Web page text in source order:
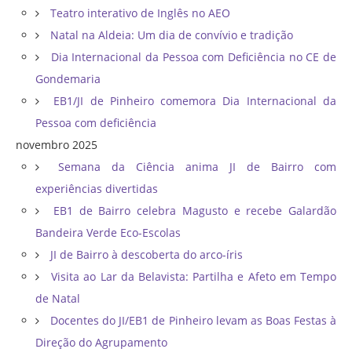
Teatro interativo de Inglês no AEO
Natal na Aldeia: Um dia de convívio e tradição
Dia Internacional da Pessoa com Deficiência no CE de
Gondemaria
EB1/JI de Pinheiro comemora Dia Internacional da
Pessoa com deficiência
novembro 2025
Semana da Ciência anima JI de Bairro com
experiências divertidas
EB1 de Bairro celebra Magusto e recebe Galardão
Bandeira Verde Eco-Escolas
JI de Bairro à descoberta do arco-íris
Visita ao Lar da Belavista: Partilha e Afeto em Tempo
de Natal
Docentes do JI/EB1 de Pinheiro levam as Boas Festas à
Direção do Agrupamento